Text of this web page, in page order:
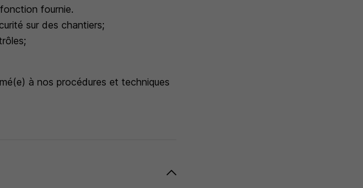
fournie.
sur des chantiers;
à nos procédures et techniques